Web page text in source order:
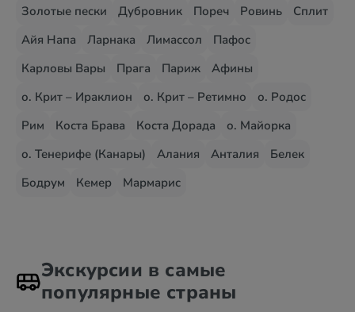
Золотые пески
Дубровник Пореч Ровинь
Сплит
Айя Напа
Ларнака Лимассол
Пафос
Карловы Вары
Прага Париж
Афины
о. Крит – Ираклион
о. Крит – Ретимно
о. Родос
Рим
Коста Брава Коста Дорада
о. Майорка
о. Тенерифе (Канары)
Алания Анталия
Белек
Бодрум
Кемер Мармарис
Экскурсии в самые
популярные страны